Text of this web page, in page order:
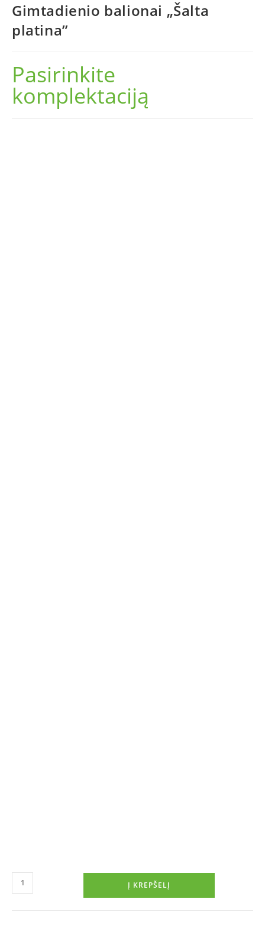
Gimtadienio balionai „Šalta
platina”
Pasirinkite
komplektaciją
Į KREPŠELĮ